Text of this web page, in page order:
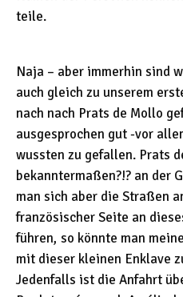
teile.
Naja – aber immerhin sind
auch gleich zu unserem
nach nach Prats de Mollo
ausgesprochen gut -vor
wussten zu gefallen. Prats
bekanntermaßen?!? an der
man sich aber die Straßen
französischer Seite an
führen, so könnte man
mit dieser kleinen Enklave
Jedenfalls ist die Anfahrt